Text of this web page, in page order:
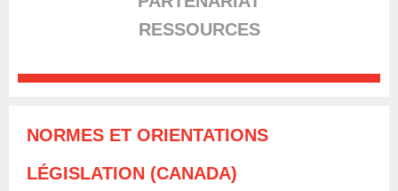
RESSOURCES
NORMES ET ORIENTATIONS
LÉGISLATION (CANADA)